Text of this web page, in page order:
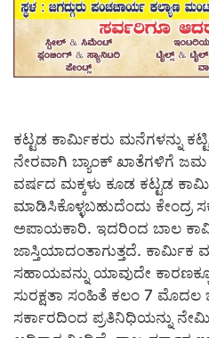
ಕಟ್ಟಡ ಕಾರ್ಮಿಕರು ಮನೆಗಳನ್ನು
ನೇರವಾಗಿ ಬ್ಯಾಂಕ್ ಖಾತೆಗಳಿಗೆ
ವರ್ಷದ ಮಕ್ಕಳು ಕೂಡ ಕಟ್ಟಡ
ಮಾಡಿಸಿಕೊಳ್ಳಬಹುದೆಂದು ಕೇಂದ್ರ
ಅಪಾಯಕಾರಿ. ಇದರಿಂದ ಬಾಲ
ಜಾಸ್ತಿಯಾದಂತಾಗುತ್ತದೆ. ಕಾರ್ಮಿಕ
ಸಹಾಯವನ್ನು ಯಾವುದೇ
ಸುರಕ್ಷತಾ ಸಂಹಿತೆ ಕಲಂ 7
ಸರ್ಕಾರದಿಂದ ಪ್ರತಿನಿಧಿಯನ್ನು